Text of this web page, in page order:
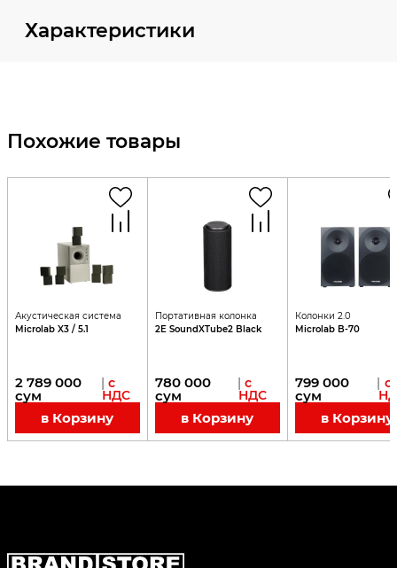
Характеристики
Похожие товары
Акустическая система
Microlab X3 / 5.1
2 789 000
сум
| с
НДС
в Корзину
Портативная колонка
2E SoundXTube2 Black
780 000
сум
| с
НДС
в Корзину
Колонки 2.0
Microlab B-70
799 000
сум
| с
в Корзину